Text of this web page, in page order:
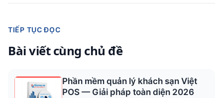
TIẾP TỤC ĐỌC
Bài viết cùng chủ đề
Phần mềm quản lý khách sạn Việt
POS — Giải pháp toàn diện 2026